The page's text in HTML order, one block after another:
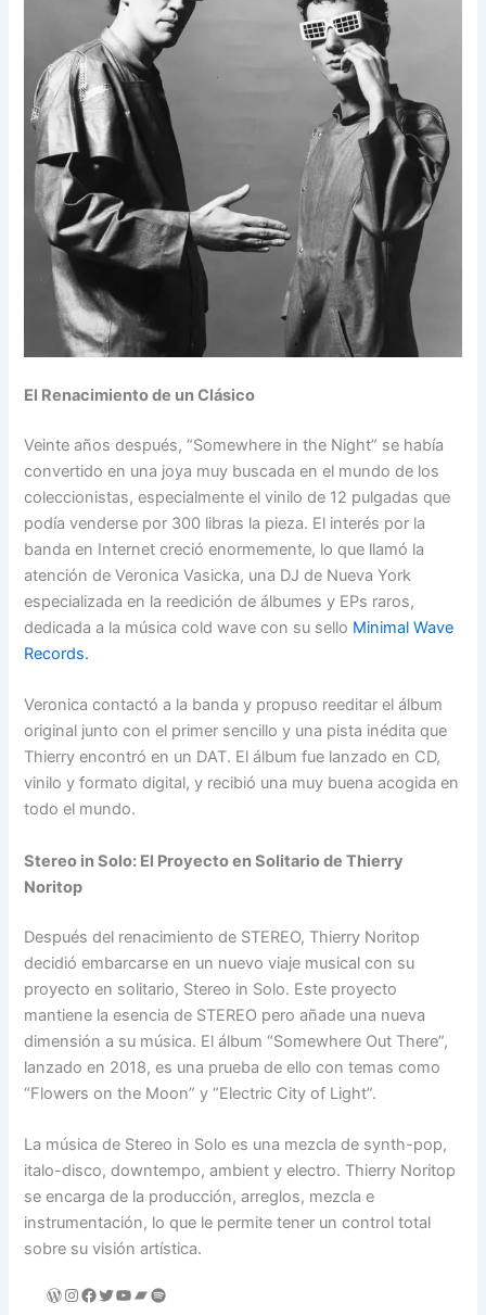
El Renacimiento de un Clásico
Veinte años después, “Somewhere in the Night” se había
convertido en una joya muy buscada en el mundo de los
coleccionistas, especialmente el vinilo de 12 pulgadas que
podía venderse por 300 libras la pieza. El interés por la
banda en Internet creció enormemente, lo que llamó la
atención de Veronica Vasicka, una DJ de Nueva York
especializada en la reedición de álbumes y EPs raros,
dedicada a la música cold wave con su sello Minimal Wave
Records.
Veronica contactó a la banda y propuso reeditar el álbum
original junto con el primer sencillo y una pista inédita que
Thierry encontró en un DAT. El álbum fue lanzado en CD,
vinilo y formato digital, y recibió una muy buena acogida en
todo el mundo.
Stereo in Solo: El Proyecto en Solitario de Thierry
Noritop
Después del renacimiento de STEREO, Thierry Noritop
decidió embarcarse en un nuevo viaje musical con su
proyecto en solitario, Stereo in Solo. Este proyecto
mantiene la esencia de STEREO pero añade una nueva
dimensión a su música. El álbum “Somewhere Out There”,
lanzado en 2018, es una prueba de ello con temas como
“Flowers on the Moon” y “Electric City of Light”.
La música de Stereo in Solo es una mezcla de synth-pop,
italo-disco, downtempo, ambient y electro. Thierry Noritop
se encarga de la producción, arreglos, mezcla e
instrumentación, lo que le permite tener un control total
sobre su visión artística.